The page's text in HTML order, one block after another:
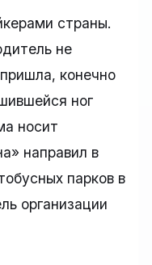
страны.
не
конечно
ног
носит
направил в
парков в
организации